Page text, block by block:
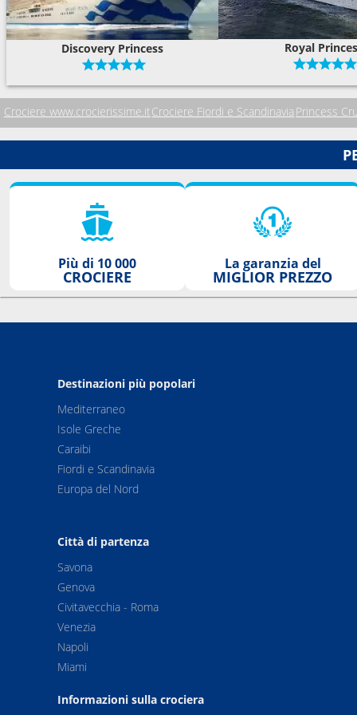
Discovery Princess Royal
Crociere www.crocierissime.itCrociere Fiordi e Scandinavia Princess
Più di 10 000
CROCIERE
La garanzia del
MIGLIOR PREZZO
Destinazioni più popolari
Mediterraneo
Isole Greche
Caraibi
Fiordi e Scandinavia
Europa del Nord
Città di partenza
Savona
Genova
Civitavecchia - Roma
Venezia
Napoli
Miami
Informazioni sulla crociera